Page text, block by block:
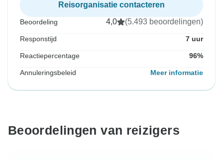
Reisorganisatie contacteren
Beoordeling 4,0 (5.493 beoordelingen)
Responstijd 7 uur
Reactiepercentage 96%
Annuleringsbeleid Meer informatie
Beoordelingen van reizigers